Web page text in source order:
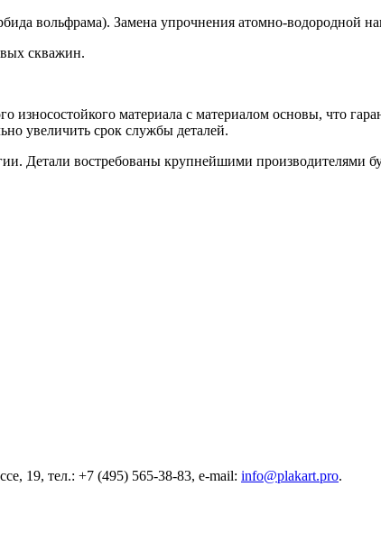
вольфрама). Замена упрочнения атомно-водородной
скважин.
износостойкого материала с материалом основы, что
увеличить срок службы деталей.
Детали востребованы крупнейшими производителями
19, тел.: +7 (495) 565-38-83, e-mail: info@plakart.pro.